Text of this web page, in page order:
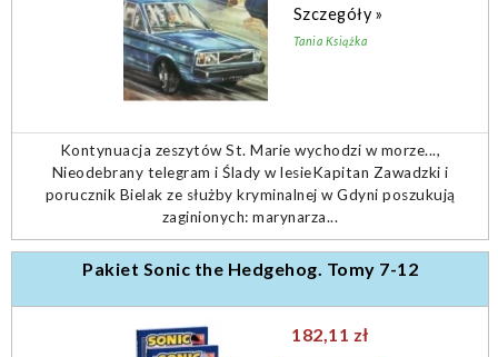
Szczegóły »
Tania Książka
Kontynuacja zeszytów St. Marie wychodzi w morze...,
Nieodebrany telegram i Ślady w lesieKapitan Zawadzki i
porucznik Bielak ze służby kryminalnej w Gdyni poszukują
zaginionych: marynarza...
Pakiet Sonic the Hedgehog. Tomy 7-12
182,11 zł